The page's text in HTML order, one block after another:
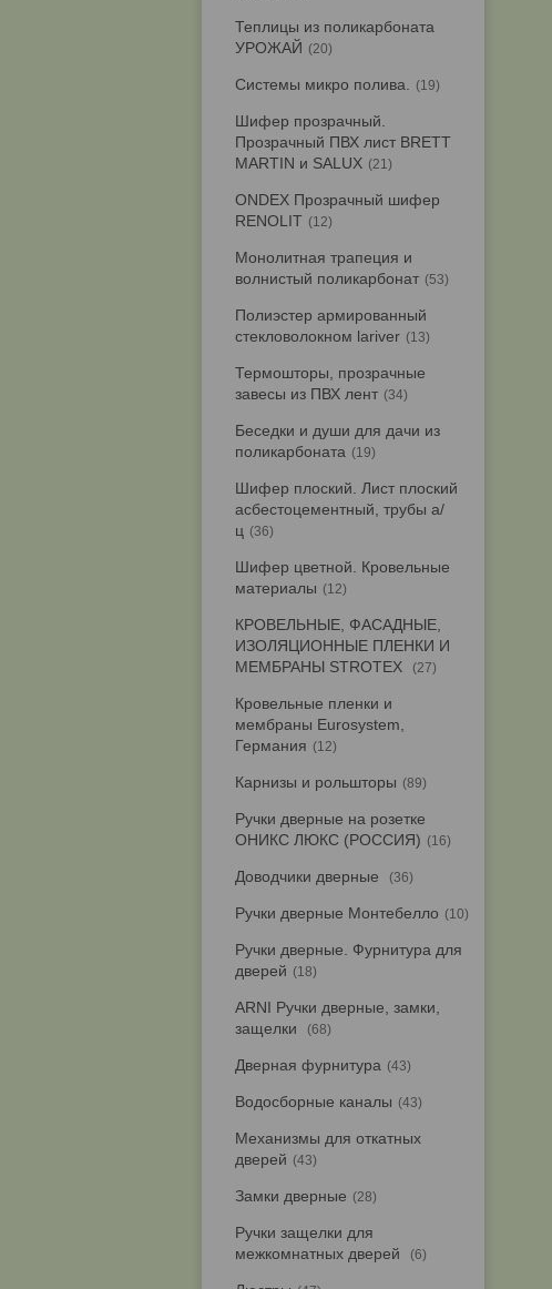
Теплицы из поликарбоната
УРОЖАЙ
20
Системы микро полива. 19
Шифер прозрачный.
Прозрачный ПВХ лист BRETT
MARTIN и SALUX
21
ONDEX Прозрачный шифер
RENOLIT
12
Монолитная трапеция и
волнистый поликарбонат
53
Полиэстер армированный
стекловолокном lariver
13
Термошторы, прозрачные
завесы из ПВХ лент
34
Беседки и души для дачи из
поликарбоната
19
Шифер плоский. Лист плоский
асбестоцементный, трубы а/
ц
36
Шифер цветной. Кровельные
материалы
12
КРОВЕЛЬНЫЕ, ФАСАДНЫЕ,
ИЗОЛЯЦИОННЫЕ ПЛЕНКИ И
МЕМБРАНЫ STROTEX
27
Кровельные пленки и
мембраны Eurosystem,
Германия
12
Карнизы и рольшторы 89
Ручки дверные на розетке
ОНИКС ЛЮКС (РОССИЯ)
16
Доводчики дверные 36
Ручки дверные Монтебелло 10
Ручки дверные. Фурнитура для
дверей
18
ARNI Ручки дверные, замки,
защелки
68
Дверная фурнитура 43
Водосборные каналы 43
Механизмы для откатных
дверей
43
Замки дверные 28
Ручки защелки для
межкомнатных дверей
6